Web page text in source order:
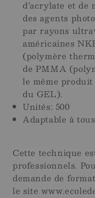
d’acrylate et
des agents
par rayons
américaines
(polymère
de PMMA
le même
du GEL).
Unités: 500
Adaptable à
Cette technique
professionnels.
demande de
le site